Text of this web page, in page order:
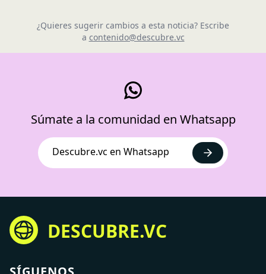
¿Quieres sugerir cambios a esta noticia? Escribe
a contenido@descubre.vc
Súmate a la comunidad en Whatsapp
Descubre.vc en Whatsapp
DESCUBRE.VC